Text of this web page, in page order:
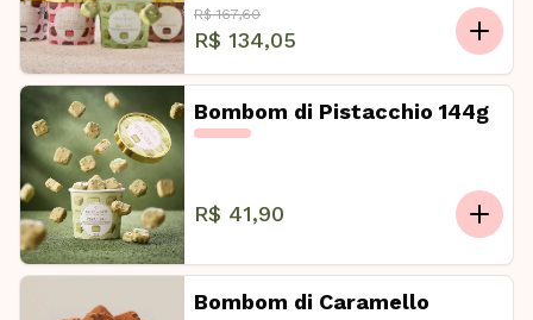
R$ 167,60
R$ 134,05
Bombom di Pistacchio 144g
R$ 41,90
Bombom di Caramello